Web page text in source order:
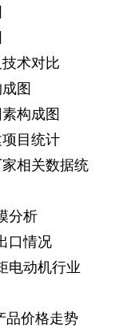
术对比
图
构成图
目统计
相关数据统
分析
口情况
电动机行业
品价格走势